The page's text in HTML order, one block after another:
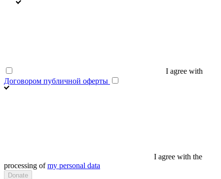
I agree with
Договором публичной оферты
I agree with the
processing ofmy personal data